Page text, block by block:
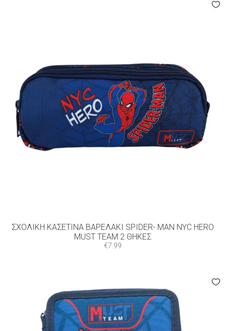
ΣΧΟΛΙΚΉ ΚΑΣΕΤΊΝΑ ΒΑΡΕΛΆΚΙ SPIDER- MAN NYC HERO
MUST TEAM 2 ΘΉΚΕΣ
€7.99